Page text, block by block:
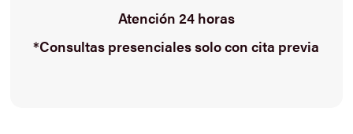
Atención 24 horas
*Consultas presenciales solo con cita previa